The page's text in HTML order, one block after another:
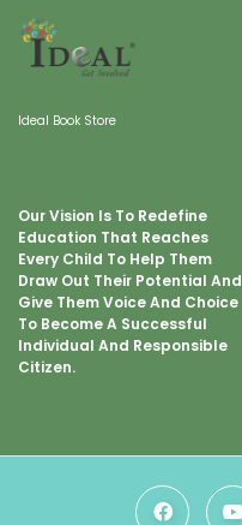
Ideal Book Store
Our Vision Is To Redefine
Education That Reaches
Every Child To Help Them
Draw Out Their Potential And
Give Them Voice And Choice
To Become A Successful
Individual And Responsible
Citizen.